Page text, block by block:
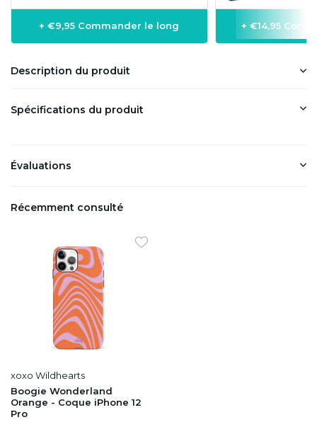
+ €9,95 Commander le long + €14,95
Description du produit
Spécifications du produit
Évaluations
Récemment consulté
xoxo Wildhearts
Boogie Wonderland
Orange - Coque iPhone 12
Pro